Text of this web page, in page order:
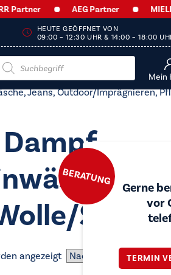
AEG Partner MIELE
HEUTE GEÖFFNET VON
09:00 – 12:30 UHR & 14:00 – 18:00
search
Mein
BERATUNG
Gerne
vor
TERMIN
Jeans, Outdoor/​Imprägnieren,
​Seide
angezeigtNach